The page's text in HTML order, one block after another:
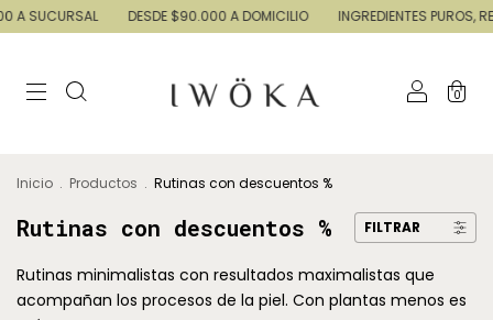
DESDE $90.000 A DOMICILIO INGREDIENTES PUROS,
0
Inicio . Productos . Rutinas con descuentos %
Rutinas con descuentos % FILTRAR
Rutinas minimalistas con resultados maximalistas que
acompañan los procesos de la piel. Con plantas menos es